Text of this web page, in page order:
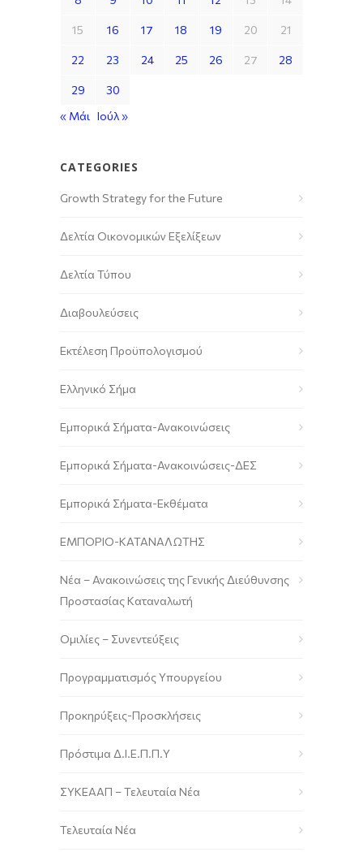
15 16 17 18 19 20 21
22 23 24 25 26 27 28
29
30
« Μάι Ιούλ »
CATEGORIES
Growth Strategy for the Future
Δελτία Οικονομικών Εξελίξεων
Δελτία Τύπου
Διαβουλεύσεις
Εκτέλεση Προϋπολογισμού
Ελληνικό Σήμα
Εμπορικά Σήματα-Ανακοινώσεις
Εμπορικά Σήματα-Ανακοινώσεις-ΔΕΣ
Εμπορικά Σήματα-Εκθέματα
ΕΜΠΟΡΙΟ-ΚΑΤΑΝΑΛΩΤΗΣ
Νέα – Ανακοινώσεις της Γενικής Διεύθυνσης
Προστασίας Καταναλωτή
Ομιλίες – Συνεντεύξεις
Προγραμματισμός Υπουργείου
Προκηρύξεις-Προσκλήσεις
Πρόστιμα Δ.Ι.Ε.Π.Π.Υ
ΣΥΚΕΑΑΠ – Τελευταία Νέα
Τελευταία Νέα